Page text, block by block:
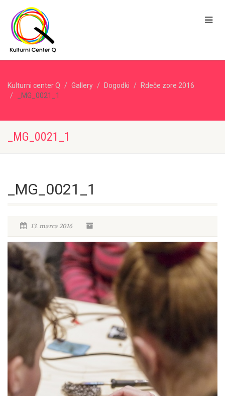
Kulturni center Q Gallery Dogodki
Rdeče zore 2016
_MG_0021_1
_MG_0021_1
_MG_0021_1
13. marca 2016